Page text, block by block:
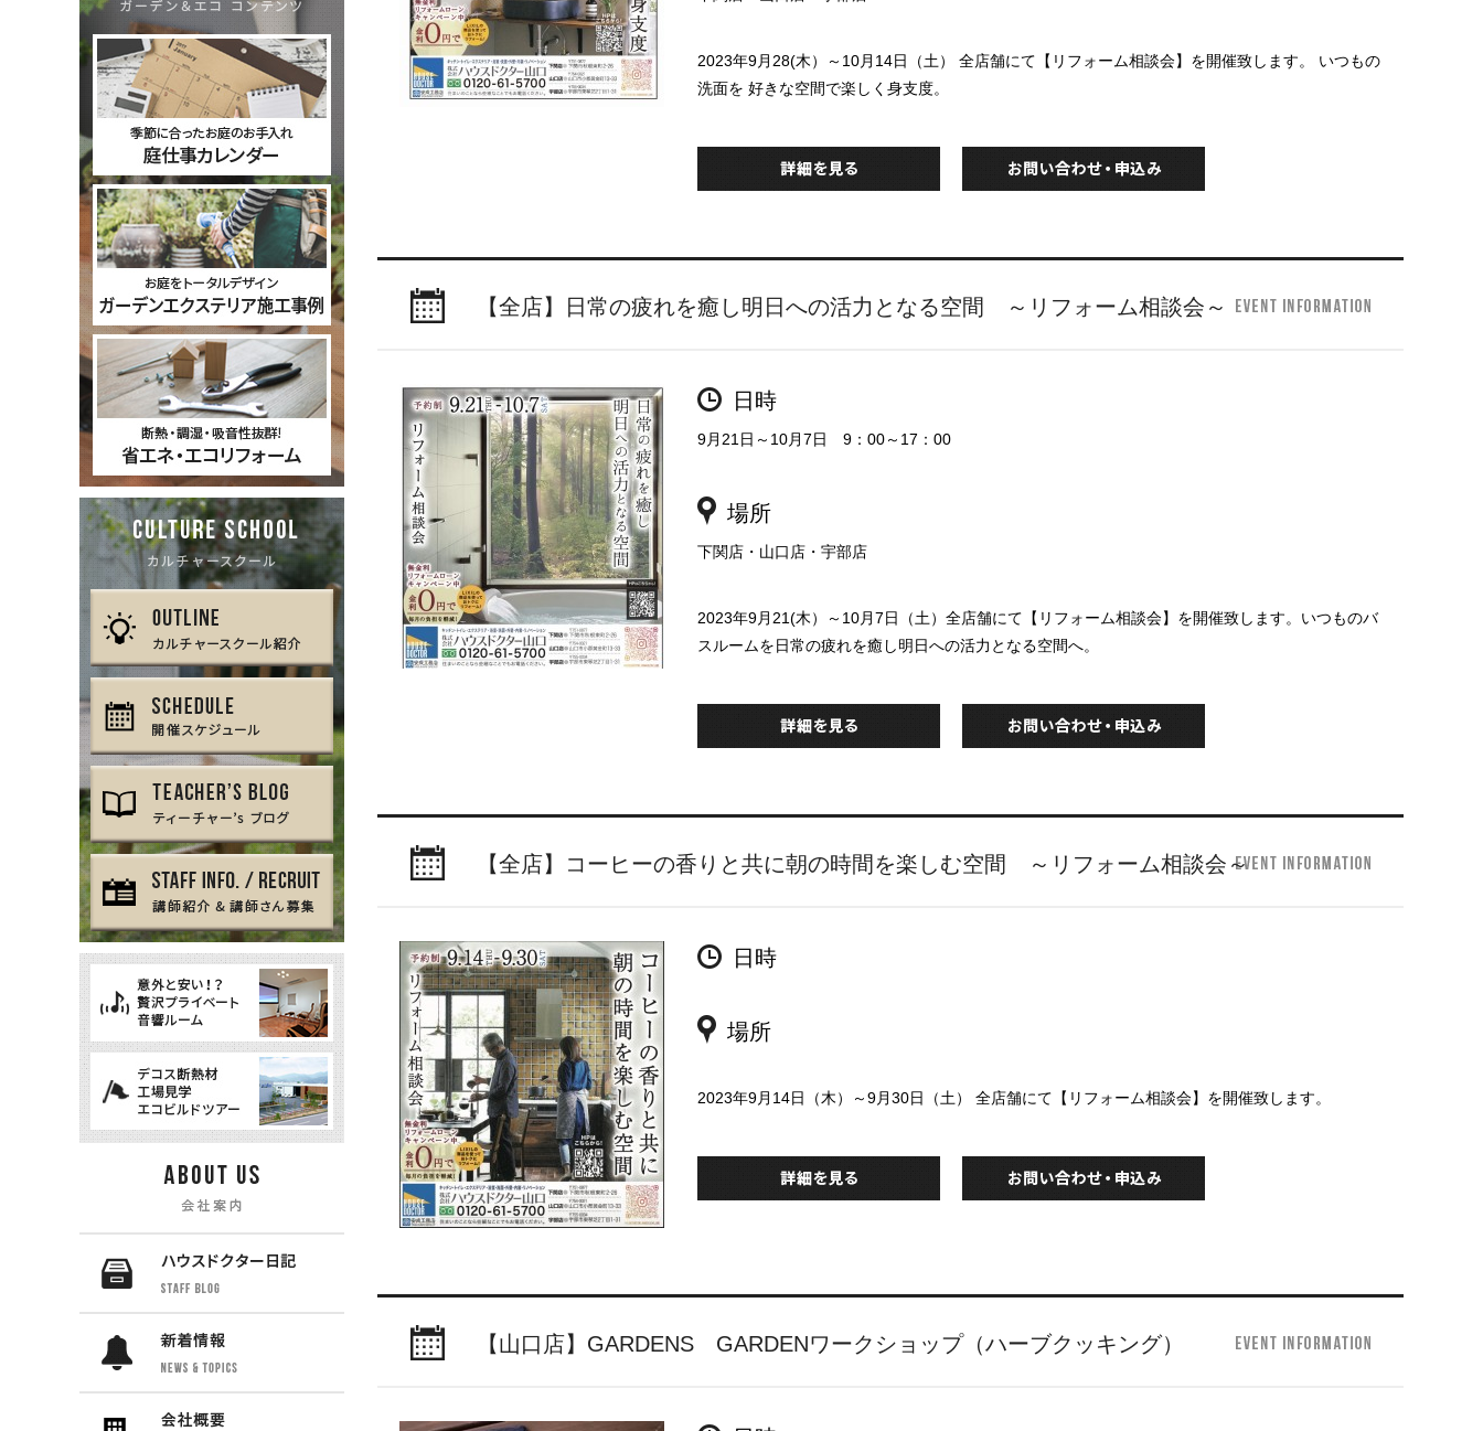
2023年9月28(木）～10月14日（土） 全店舗にて【リフォーム相談会】を開催致します。 いつもの
洗面を 好きな空間で楽しく身支度。
【全店】日常の疲れを癒し明日への活力となる空間 ～リフォーム相談会～
日時
9月21日～10月7日 9：00～17：00
場所
下関店・山口店・宇部店
2023年9月21(木）～10月7日（土）全店舗にて【リフォーム相談会】を開催致します。いつものバ
スルームを日常の疲れを癒し明日への活力となる空間へ。
【全店】コーヒーの香りと共に朝の時間を楽しむ空間 ～リフォーム相談会～
日時
場所
2023年9月14日（木）～9月30日（土） 全店舗にて【リフォーム相談会】を開催致します。
【山口店】GARDENS GARDENワークショップ（ハーブクッキング）